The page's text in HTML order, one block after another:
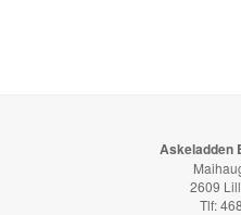
Askeladden
2609
Tlf: